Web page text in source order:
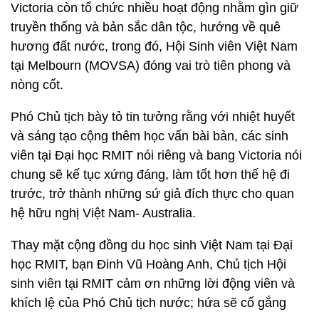
Victoria còn tổ chức nhiều hoạt động nhằm gìn giữ
truyền thống và bản sắc dân tộc, hướng về quê
hương đất nước, trong đó, Hội Sinh viên Việt Nam
tại Melbourn (MOVSA) đóng vai trò tiên phong và
nòng cốt.
Phó Chủ tịch bày tỏ tin tưởng rằng với nhiệt huyết
và sáng tạo cộng thêm học vấn bài bản, các sinh
viên tại Đại học RMIT nói riêng và bang Victoria nói
chung sẽ kế tục xứng đáng, làm tốt hơn thế hệ đi
trước, trở thành những sứ giả đích thực cho quan
hệ hữu nghị Việt Nam- Australia.
Thay mặt cộng đồng du học sinh Việt Nam tại Đại
học RMIT, bạn Đinh Vũ Hoàng Anh, Chủ tịch Hội
sinh viên tại RMIT cảm ơn những lời động viên và
khích lệ của Phó Chủ tịch nước; hứa sẽ cố gắng